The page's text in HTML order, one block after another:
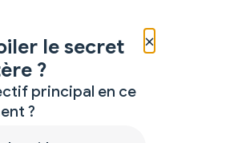
×
le secret
?
principal en ce
?